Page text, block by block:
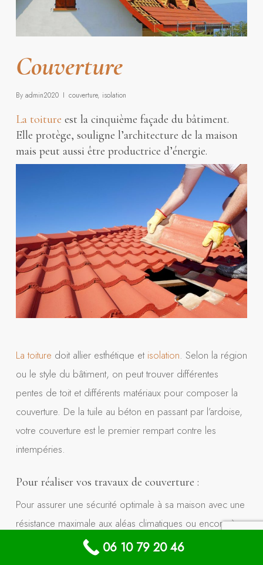
Couverture
By admin2020 couverture, isolation
La toiture est la cinquième façade du bâtiment.
Elle protège, souligne l’architecture de la maison
mais peut aussi être productrice d’énergie.
La toiture doit allier esthétique et isolation. Selon la région
ou le style du bâtiment, on peut trouver différentes
pentes de toit et différents matériaux pour composer la
couverture. De la tuile au béton en passant par l’ardoise,
votre couverture est le premier rempart contre les
intempéries.
Pour réaliser vos travaux de couverture :
Pour assurer une sécurité optimale à sa maison avec une
résistance maximale aux aléas climatiques ou encore à
l’usure, il est primordial de considérer avec soin ses
06 10 79 20 46